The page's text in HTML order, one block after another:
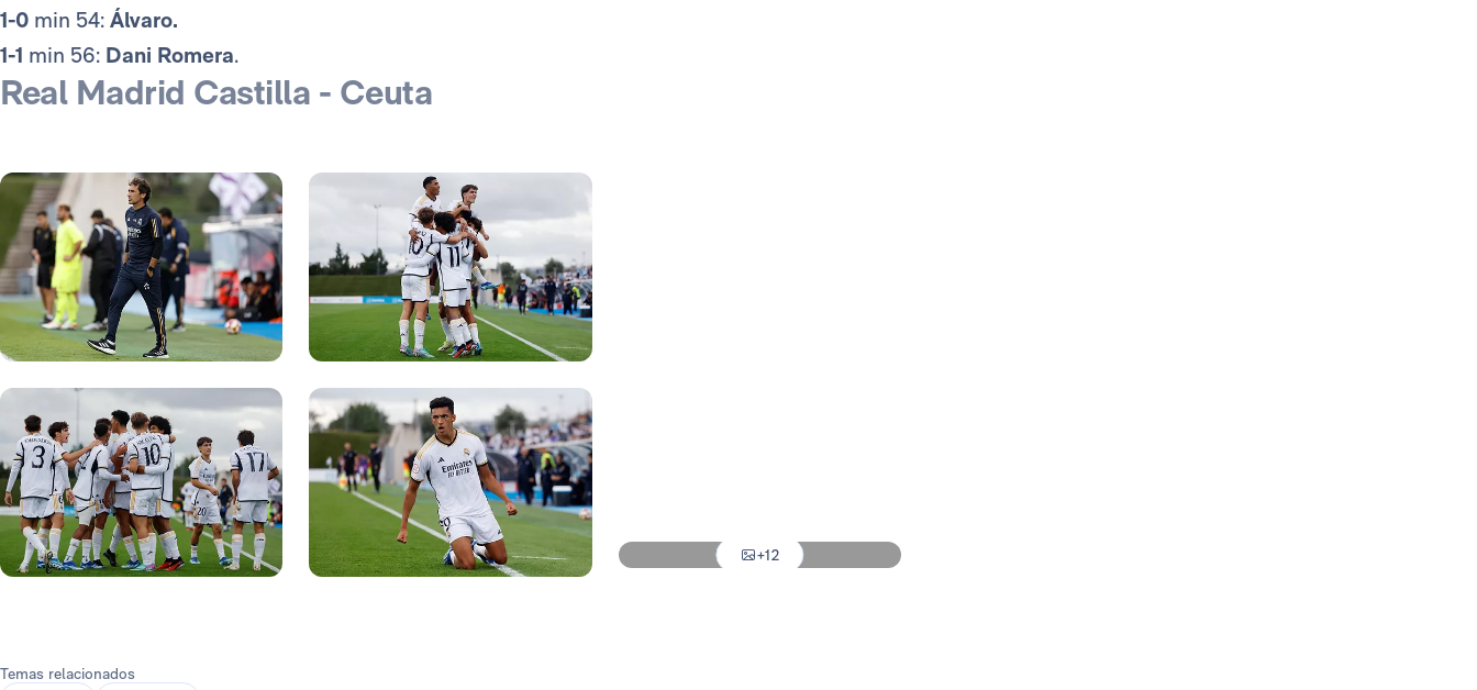
1-0 min 54: Álvaro.
1-1 min 56: Dani Romera.
Real Madrid Castilla - Ceuta
+12
Temas relacionados